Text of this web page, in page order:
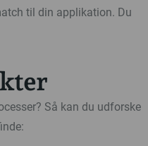
til din applikation. Du
Så kan du udforske